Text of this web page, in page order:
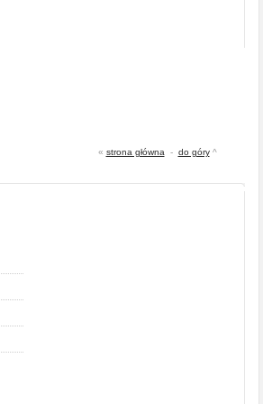
« strona główna - do góry^